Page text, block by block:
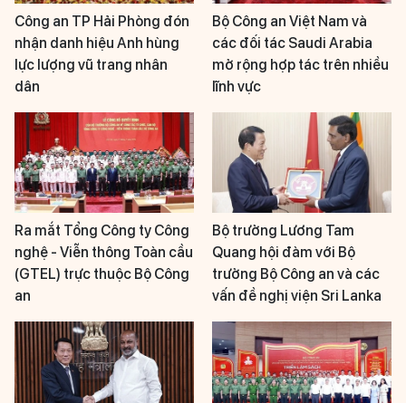
Công an TP Hải Phòng đón
nhận danh hiệu Anh hùng
lực lượng vũ trang nhân
dân
Bộ Công an Việt Nam và
các đối tác Saudi Arabia
mở rộng hợp tác trên nhiều
lĩnh vực
Ra mắt Tổng Công ty Công
nghệ - Viễn thông Toàn cầu
(GTEL) trực thuộc Bộ Công
an
Bộ trưởng Lương Tam
Quang hội đàm với Bộ
trưởng Bộ Công an và các
vấn đề nghị viện Sri Lanka